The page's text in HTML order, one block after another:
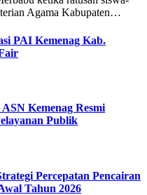
Agama Kabupaten…
PAI Kemenag Kab.
Kemenag Resmi
Publik
Percepatan Pencairan
Tahun 2026